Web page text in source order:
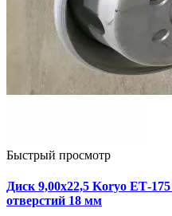
Быстрый просмотр
Диск 9,00х22,5 Koryo ЕТ-
отверстий 18 мм